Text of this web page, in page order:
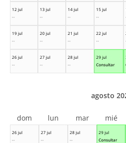
12 jul
--
13 jul
--
14 jul
--
15 jul
--
19 jul
--
20 jul
--
21 jul
--
22 jul
--
26 jul
--
27 jul
--
28 jul
--
29 jul
Consultar
26 jul
--
27 jul
--
28 jul
--
29 jul
Consultar
agosto
dom lun mar mié